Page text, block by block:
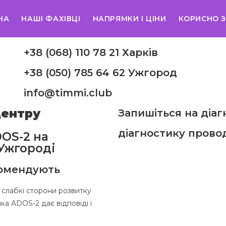
НАШІ ФАХІВЦІ НАПРЯМКИ І ЦІНИ КОРИСНО
+38 (068) 110 78 21 Харків
+38 (050) 785 64 62 Ужгород
info@timmi.club
2 на
сторони розвитку
ADOS-2 дає відповіді і
Запишіться на
діагностику